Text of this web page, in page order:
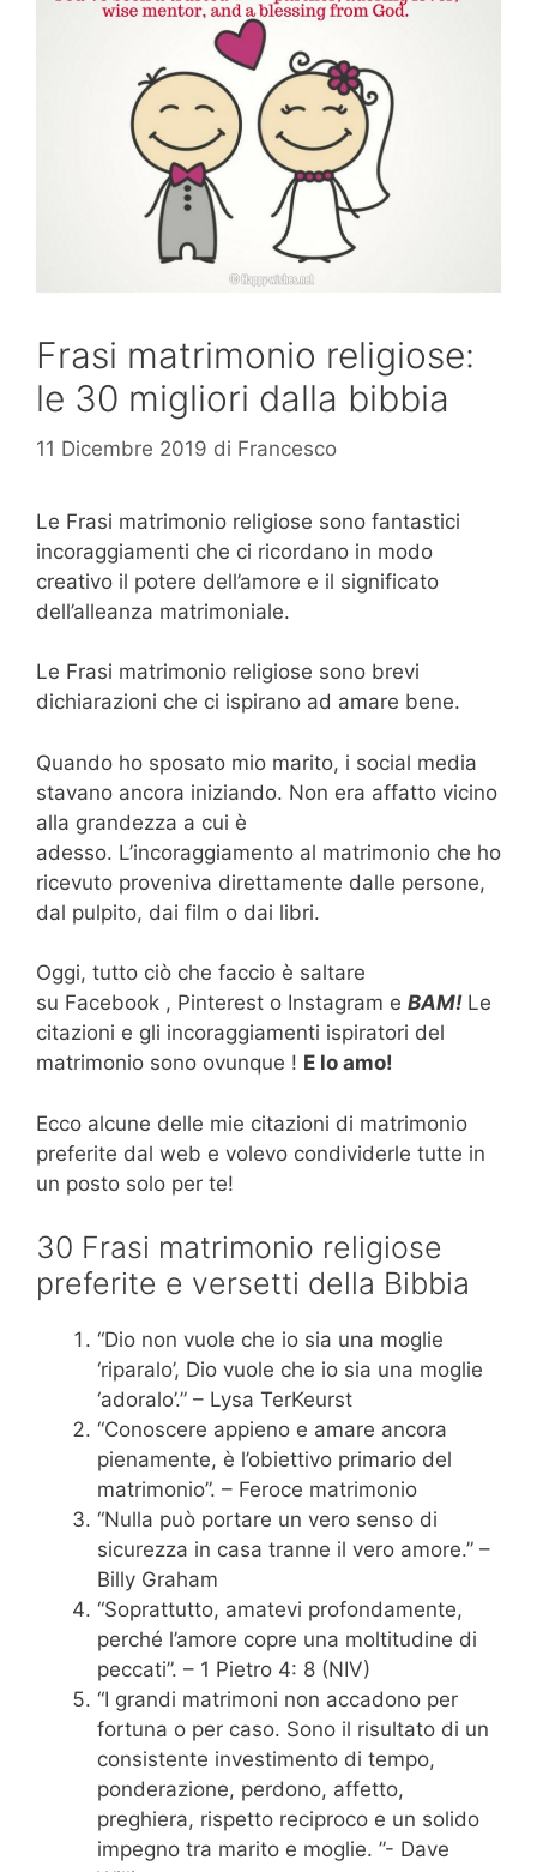
Frasi matrimonio religiose:
le 30 migliori dalla bibbia
11 Dicembre 2019 di Francesco
Le Frasi matrimonio religiose sono fantastici
incoraggiamenti che ci ricordano in modo
creativo il potere dell’amore e il significato
dell’alleanza matrimoniale.
Le Frasi matrimonio religiose sono brevi
dichiarazioni che ci ispirano ad amare bene.
Quando ho sposato mio marito, i social media
stavano ancora iniziando. Non era affatto vicino
alla grandezza a cui è
adesso. L’incoraggiamento al matrimonio che ho
ricevuto proveniva direttamente dalle persone,
dal pulpito, dai film o dai libri.
Oggi, tutto ciò che faccio è saltare
su Facebook , Pinterest o Instagram e BAM! Le
citazioni e gli incoraggiamenti ispiratori del
matrimonio sono ovunque ! E lo amo!
Ecco alcune delle mie citazioni di matrimonio
preferite dal web e volevo condividerle tutte in
un posto solo per te!
30 Frasi matrimonio religiose
preferite e versetti della Bibbia
“Dio non vuole che io sia una moglie
‘riparalo’, Dio vuole che io sia una moglie
‘adoralo’.” – Lysa TerKeurst
“Conoscere appieno e amare ancora
pienamente, è l’obiettivo primario del
matrimonio”. – Feroce matrimonio
“Nulla può portare un vero senso di
sicurezza in casa tranne il vero amore.” –
Billy Graham
“Soprattutto, amatevi profondamente,
perché l’amore copre una moltitudine di
peccati”. – 1 Pietro 4: 8 (NIV)
“I grandi matrimoni non accadono per
fortuna o per caso. Sono il risultato di un
consistente investimento di tempo,
ponderazione, perdono, affetto,
preghiera, rispetto reciproco e un solido
impegno tra marito e moglie. ”- Dave